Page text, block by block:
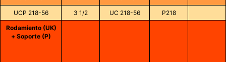
UCP 218-56
3 1/2 UC 218-56
P218
Rodamiento (UK)
+ Soporte (P)